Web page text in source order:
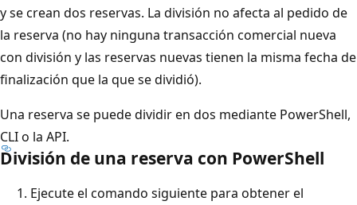
y se crean dos reservas. La división no afecta al pedido de
la reserva (no hay ninguna transacción comercial nueva
con división y las reservas nuevas tienen la misma fecha de
finalización que la que se dividió).
Una reserva se puede dividir en dos mediante PowerShell,
CLI o la API.
División de una reserva con PowerShell
Ejecute el comando siguiente para obtener el